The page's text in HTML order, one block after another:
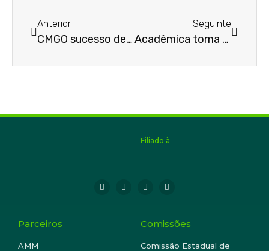
Anterior
CMGO sucesso de público
Seguinte
Acadêmica toma posse
Filiado à
Parceiros
AMM
Comissões
Comissão Estadual de